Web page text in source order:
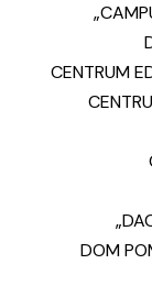
CENTRUM
DOM